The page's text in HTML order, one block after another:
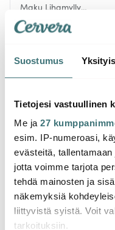
Suostumus
Tietojesi vastuullinen
Me ja 27
esim. IP-numeroasi,
evästeitä,
jotta voimme tarjota
tehdä mainosten ja
näkemyksiä
liittyvistä syistä. Voit
tarkoituksiin.
Maku Lihamylly
9,5x26,5 cm
32.99 €
Saatat